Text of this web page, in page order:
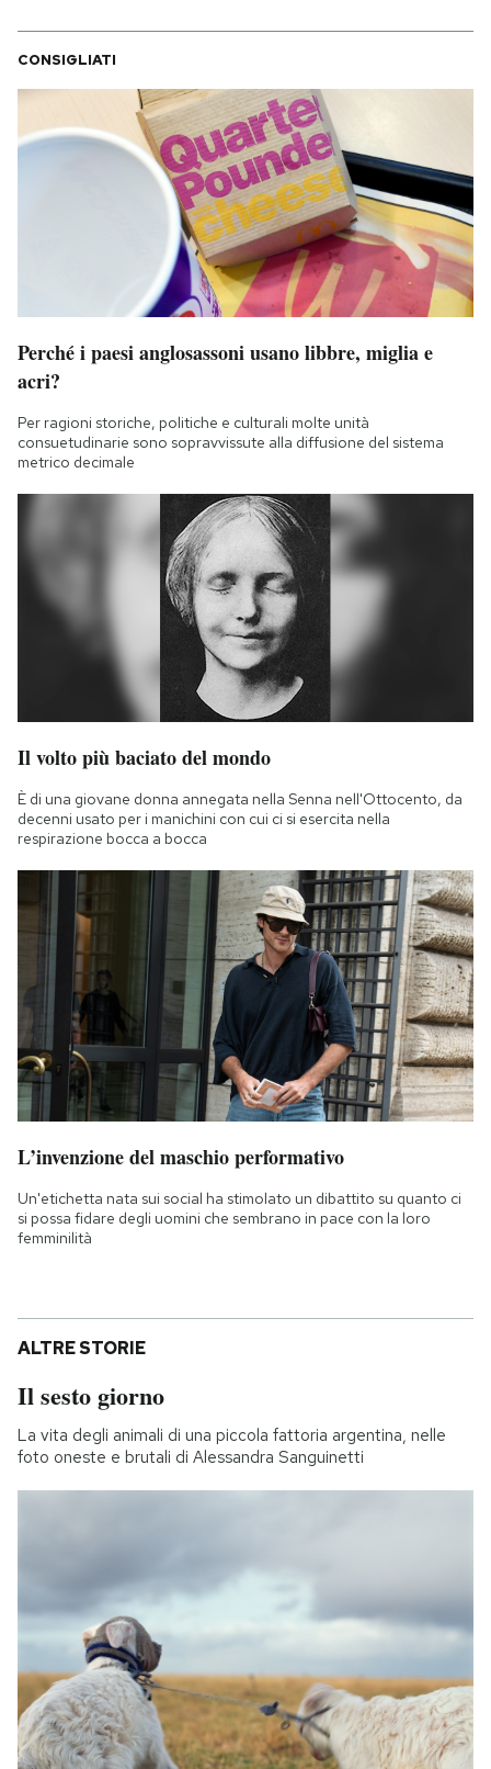
CONSIGLIATI
Perché i paesi anglosassoni usano libbre, miglia e
acri?
Per ragioni storiche, politiche e culturali molte unità
consuetudinarie sono sopravvissute alla diffusione del sistema
metrico decimale
Il volto più baciato del mondo
È di una giovane donna annegata nella Senna nell'Ottocento, da
decenni usato per i manichini con cui ci si esercita nella
respirazione bocca a bocca
L’invenzione del maschio performativo
Un'etichetta nata sui social ha stimolato un dibattito su quanto ci
si possa fidare degli uomini che sembrano in pace con la loro
femminilità
ALTRE STORIE
Il sesto giorno
La vita degli animali di una piccola fattoria argentina, nelle
foto oneste e brutali di Alessandra Sanguinetti